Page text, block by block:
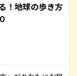
！地球の歩き方